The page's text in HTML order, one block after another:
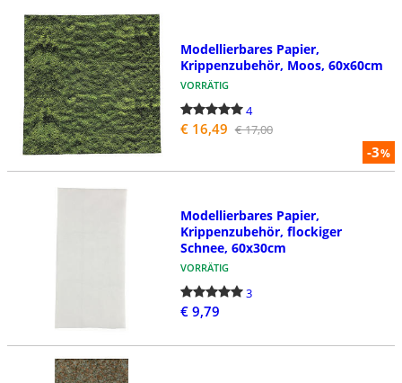
-3%
Modellierbares Papier,
Krippenzubehör, Moos, 60x60cm
VORRÄTIG
4
€ 16,49 € 17,00
Modellierbares Papier,
Krippenzubehör, flockiger
Schnee, 60x30cm
VORRÄTIG
3
€ 9,79